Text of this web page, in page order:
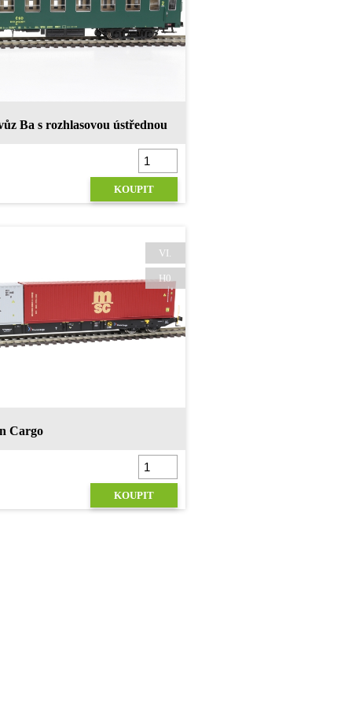
vložky pro širokou variabilitu
vozů- hydrofobní složka ve
fixaci zabrání kumulaci vlhkosti
fixace modelů různých tvarů
Snadné otevírání a zavírání
Detail uložení vozů
Ba s rozhlasovou ústřednou
KOUPIT
VI.
H0
Cargo
KOUPIT